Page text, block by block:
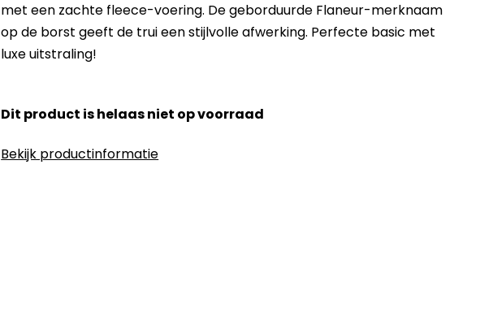
met een zachte fleece-voering. De geborduurde Flaneur-merknaam
op de borst geeft de trui een stijlvolle afwerking. Perfecte basic met
luxe uitstraling!
Dit product is helaas niet op voorraad
Bekijk productinformatie